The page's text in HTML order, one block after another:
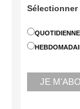
QUOTIDIENNE